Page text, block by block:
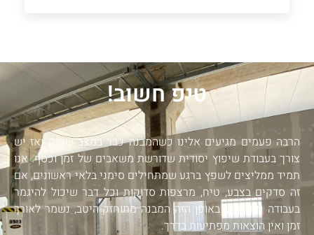
טיפ חשוב!
הרבה פעמים מגיעים אלינו כשהמבנה כבר במצב שחוק ואז יש
צורך בעבודת שיפוץ יסודית שדורשת משאבים של זמן וכסף. אנו
תמיד ממליצים לשפץ ברגע שמתחילים סימני בלאי ראשונים, אם
זה סדקים בצבע, טיח, מרצפות סדוקות וכל דבר שיכול להיגמר
בעבודה נקודתית. באופן הזה המבנה מתוחזק היטב, נשמר לאורך
זמן ואין הוצאות מפתיעות בדרך.